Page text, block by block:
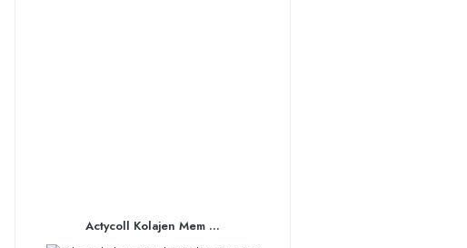
Actycoll Kolajen Mem ...